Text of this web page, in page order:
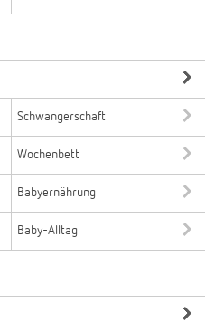
Schwangerschaft
Wochenbett
Babyernährung
Baby-Alltag